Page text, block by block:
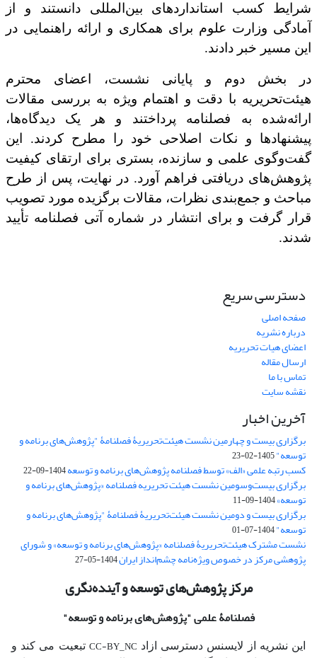
شرایط کسب استانداردهای بین‌المللی دانستند و از
آمادگی وزارت علوم برای همکاری و ارائه راهنمایی در
این مسیر خبر دادند.
در بخش دوم و پایانی نشست، اعضای محترم
هیئت‌تحریریه با دقت و اهتمام ویژه به بررسی مقالات
ارائه‌شده به فصلنامه پرداختند و هر یک دیدگاه‌ها،
پیشنهادها و نکات اصلاحی خود را مطرح کردند. این
گفت‌وگوی علمی و سازنده، بستری برای ارتقای کیفیت
پژوهش‌های دریافتی فراهم آورد. در نهایت، پس از طرح
مباحث و جمع‌بندی نظرات، مقالات برگزیده مورد تصویب
قرار گرفت و برای انتشار در شماره آتی فصلنامه تأیید
شدند.
دسترسی سریع
صفحه اصلی
درباره نشریه
اعضای هیات تحریریه
ارسال مقاله
تماس با ما
نقشه سایت
آخرین اخبار
برگزاری بیست و چهارمین نشست هیئت‌تحریریۀ فصلنامۀ "پژوهش‌های برنامه و
توسعه"1405-02-23
کسب رتبه علمی «الف» توسط فصلنامه پژوهش‌های برنامه و توسعه1404-09-22
برگزاری بیست‌وسومین نشست هیئت‌ تحریریه فصلنامه «پژوهش‌های برنامه و
توسعه»1404-09-11
برگزاری بیست و دومین نشست هیئت‌تحریریۀ فصلنامۀ "پژوهش‌های برنامه و
توسعه"1404-07-01
نشست مشترک هیئت‌تحریریۀ فصلنامه «پژوهش‌های برنامه و توسعه» و شورای
پژوهشی مرکز در خصوص ویژه‌نامه چشم‌انداز ایران1404-05-27
مرکز پژوهش‌های توسعه و آینده‌نگری
فصلنامۀ علمی"پژوهش‌های برنامه و توسعه"
این نشریه از لایسنس دسترسی ازاد CC-BY_NC تبعیت می کند و